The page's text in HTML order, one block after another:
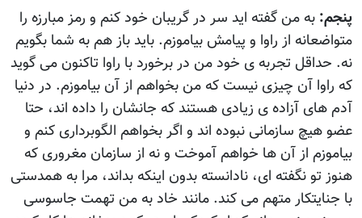
پنجم: به من گفته ايد سر در گريبان خود کنم و رمز مبارزه را
متواضعانه از راوا و پيامش بياموزم. بايد باز هم به شما بگويم
نه. حداقل تجربه ی خود من در برخورد با راوا تاکنون می گويد
که راوا آن چيزی نيست که من بخواهم از آن بياموزم. در دنيا
آدم های آزاده ی زيادی هستند که جانشان را داده اند، حتا
عضو هيچ سازمانی نبوده اند و اگر بخواهم الگوبرداری کنم و
بياموزم از آن ها خواهم آموخت و نه از سازمان مغروری که
هنوز تو نگفته ای، نادانسته بدون اينکه بداند، مرا به همدستی
با جنايتکار متهم می کند. مانند خاد به من تهمت جاسوسی